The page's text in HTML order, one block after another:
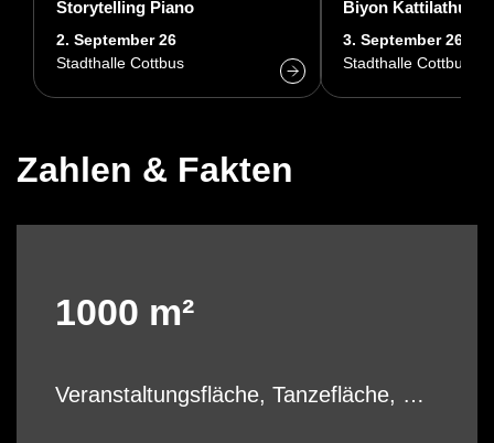
Storytelling Piano
2. September 26
Stadthalle Cottbus
Biyon Kattilathu
3. September 26
Stadthalle Cottbus
Zahlen & Fakten
1000 m²
Veranstaltungsfläche, Tanzefläche, …